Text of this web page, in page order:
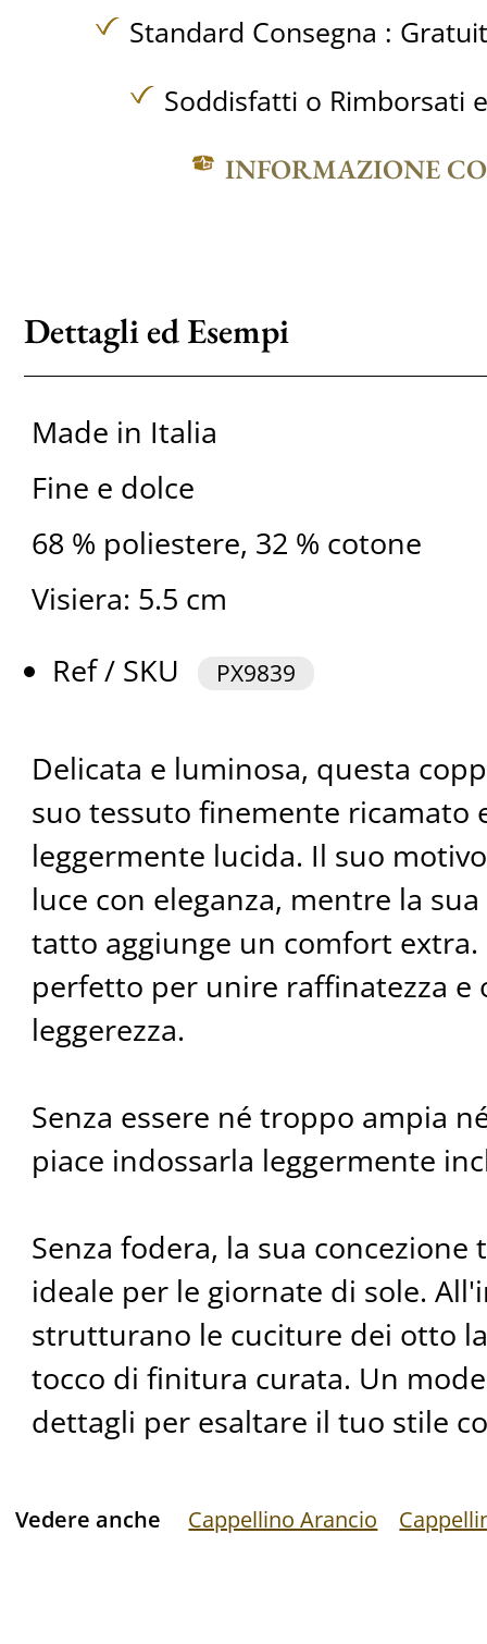
Standard Consegna :
Soddisfatti o Rimborsati
INFORMAZIONE
Dettagli ed Esempi
Made in Italia
Fine e dolce
68 % poliestere, 32 % cotone
Visiera: 5.5 cm
Ref / SKU
PX9839
Delicata e luminosa, questa
suo tessuto finemente ricamato
leggermente lucida. Il suo
luce con eleganza, mentre la
tatto aggiunge un comfort extra.
perfetto per unire raffinatezza e
leggerezza.
Senza essere né troppo ampia
piace indossarla leggermente
Senza fodera, la sua
ideale per le giornate di sole.
strutturano le cuciture dei otto
tocco di finitura curata. Un
dettagli per esaltare il tuo stile
Vedere anche Cappellino Arancio